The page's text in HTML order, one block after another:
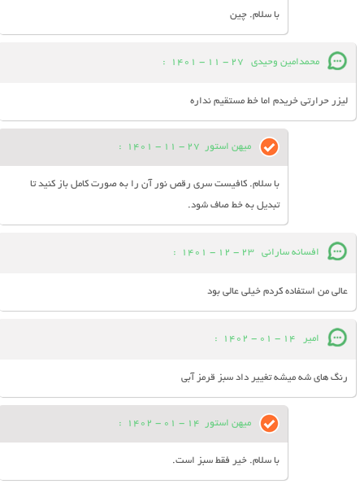
با سلام. چین
محمدامین وحیدی 27 - 11 - 1401
:
لیزر حرارتی خریدم اما خط مستقیم نداره
میهن استور 27 - 11 - 1401
:
با سلام. کافیست سری رقص نور آن را به صورت کامل باز کنید تا
تبدیل به خط صاف شود.
افسانه سارانی 23 - 12 - 1401
:
عالی من استفاده کردم خیلی عالی بود
امیر 14 - 01 - 1402
:
رنگ های شه میشه تغییر داد سبز قرمز آبی
میهن استور 14 - 01 - 1402
:
با سلام. خیر فقط سبز است.